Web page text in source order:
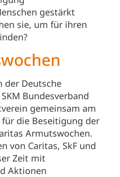
gestärkt
sie, um für ihren
der Deutsche
Bundesverband
gemeinsam am
die Beseitigung der
Armutswochen.
von Caritas, SkF und
Zeit mit
Aktionen